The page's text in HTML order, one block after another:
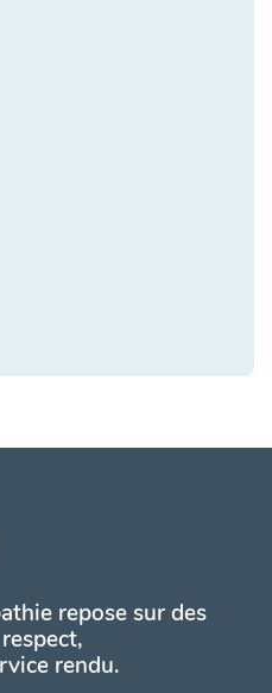
repose sur des
rendu.